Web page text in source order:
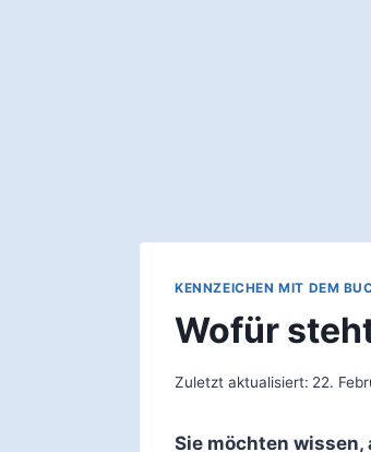
KENNZEICHEN MIT DEM
Wofür
Zuletzt aktualisiert: 22.
Sie möchten wissen,